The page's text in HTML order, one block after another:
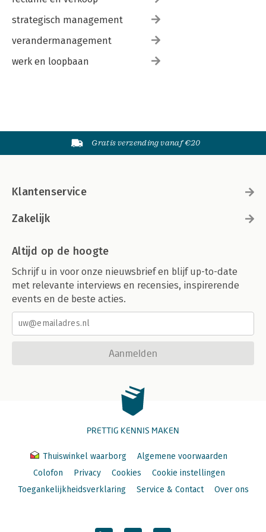
Kwetsbaarheid 187
Vertrouwen 188
En toen was er een boek 189
Dankbaar 190
strategisch management
verandermanagement
werk en loopbaan
Gratis verzending vanaf €20
Klantenservice
Zakelijk
Altijd op de hoogte
Schrijf u in voor onze nieuwsbrief en blijf up-to-date
met relevante interviews en recensies, inspirerende
events en de beste acties.
Aanmelden
PRETTIG KENNIS MAKEN
Thuiswinkel waarborg
Algemene voorwaarden
Colofon
Privacy Cookies
Cookie instellingen
Toegankelijkheidsverklaring
Service & Contact Over ons